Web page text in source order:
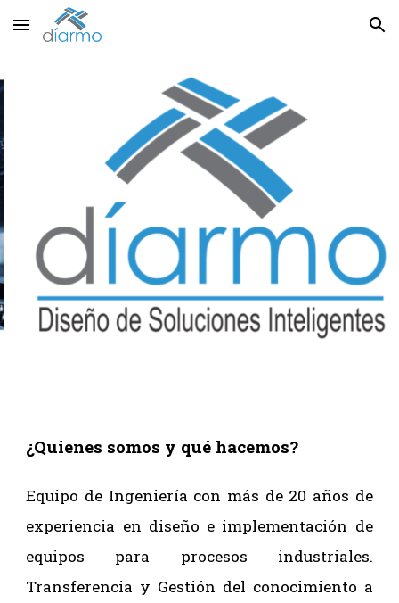
Skip to main content Skip to navigation
¿Quienes somos y qué hacemos?
Equipo de Ingeniería con más de 20 años de
experiencia en diseño e implementación de
equipos para procesos industriales.
Transferencia y Gestión del conocimiento a